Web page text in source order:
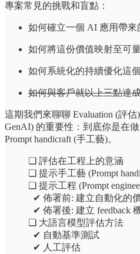
專案常見的挑戰和盲點：
如何確立一個 AI 應用帶來
如何將這份價值映射至可
如何系統化的持續優化這
如何與客戶就以上三點達
這期我們來聊聊 Evaluation (評
GenAI) 的重要性：到底你是在做
Prompt handicraft (手工藝)。
❏ 評估在工程上的意涵
❏ 提示手工藝 (Prompt
❏ 提示工程 (Prompt
‎✔ 佈署前: 建立自動化的
‎✔ 佈署後: 建立 feedback
❏ 大語言模型評估方法
‎ ‎ ✔ 自動基準測試
‎ ‎ ✔ 人工評估